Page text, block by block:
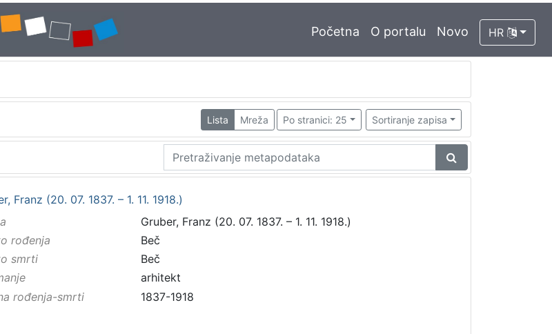
Početna O portalu Novo HR
Lista Mreža Po stranici: 25 Sortiranje zapisa
Franz (20. 07. 1837. – 1. 11. 1918.)
Gruber, Franz (20. 07. 1837. – 1. 11. 1918.)
rođenja
Beč
smrti
Beč
arhitekt
rođenja-smrti
1837-1918